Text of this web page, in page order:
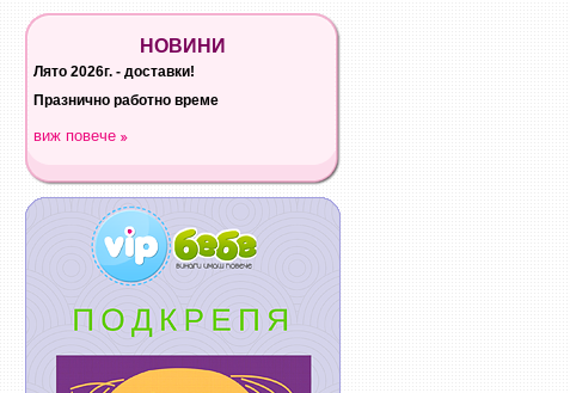
НОВИНИ
Лято 2026г. - доставки!
Празнично работно време
виж повече